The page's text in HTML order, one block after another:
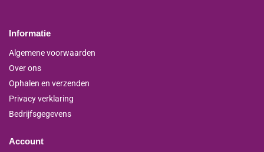
Informatie
Algemene voorwaarden
Over ons
Ophalen en verzenden
Privacy verklaring
Bedrijfsgegevens
Account